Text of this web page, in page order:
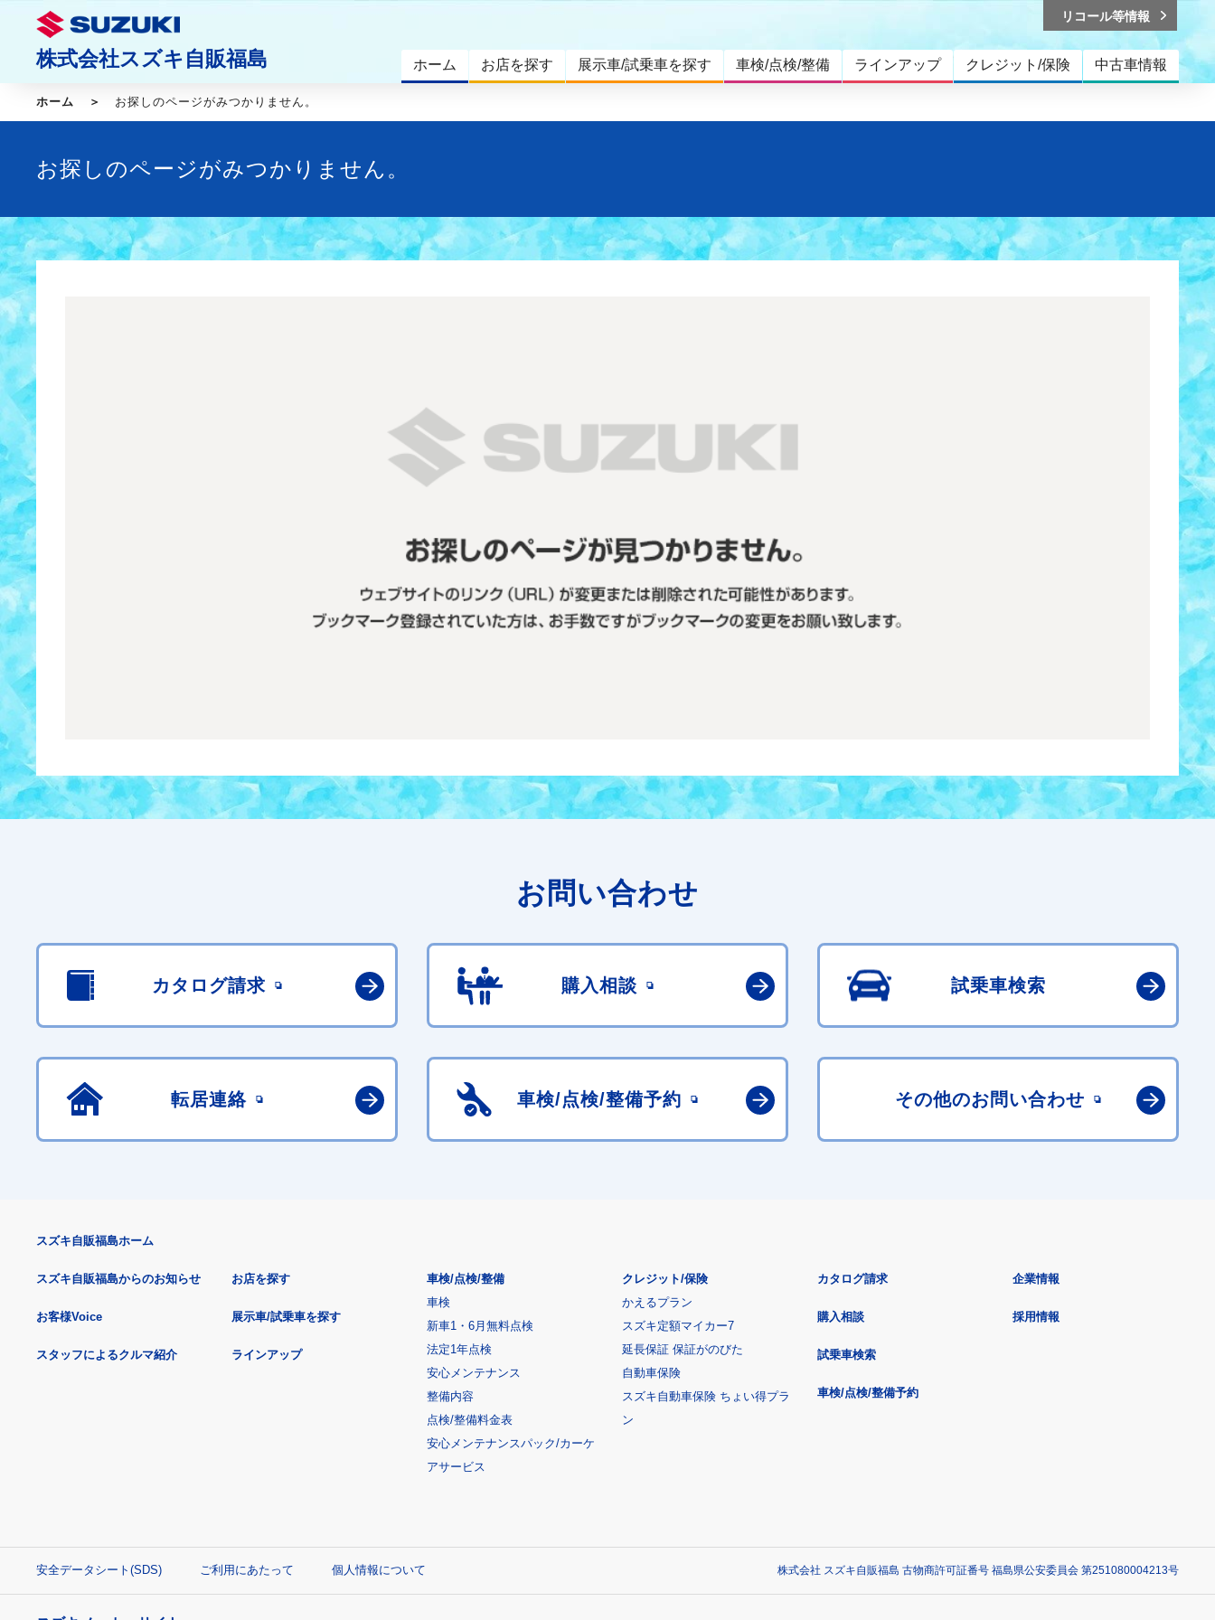
株式会社スズキ自販福島 ホーム お店を探す 展示車/試乗車を探す 車検/点検/整備 ラインアップ クレジット/保険 中古車情報
リコール等情報
ホーム お探しのページがみつかりません。
お探しのページがみつかりません。
お問い合わせ
カタログ請求 購入相談 試乗車検索
転居連絡 車検/点検/整備予約 その他のお問い合わせ
スズキ自販福島ホーム
スズキ自販福島からのお知らせ
お客様Voice
スタッフによるクルマ紹介
お店を探す
展示車/試乗車を探す
ラインアップ
車検/点検/整備
車検
新車1・6月無料点検
法定1年点検
安心メンテナンス
整備内容
点検/整備料金表
安心メンテナンスパック/カーケ
アサービス
クレジット/保険
かえるプラン
スズキ定額マイカー7
延長保証 保証がのびた
自動車保険
スズキ自動車保険 ちょい得プラ
ン
カタログ請求
購入相談
試乗車検索
車検/点検/整備予約
企業情報
採用情報
安全データシート(SDS) ご利用にあたって 個人情報について 株式会社 スズキ自販福島 古物商許可証番号 福島県公安委員会 第251080004213号